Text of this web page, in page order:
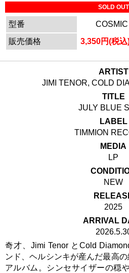
SOLD OUT
型番
販売価格
3,350円(税込
ARTIST
JIMI TENOR, COLD
TITLE
JULY BLUE
LABEL
TIMMION
MEDIA
LP
NEW
2025
ARRIVAL
奇才、Jimi Tenor とCold
ンド、ヘルシンキが産んだ最高
アルバム。シンセサイザーの穏